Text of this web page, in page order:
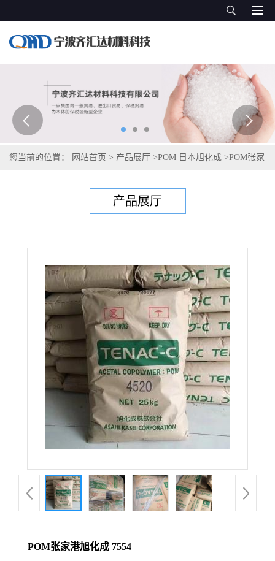
您当前的位置： 网站首页 > 产品展厅 >POM 日本旭化成 >POM张家
产品展厅
POM张家港旭化成 7554